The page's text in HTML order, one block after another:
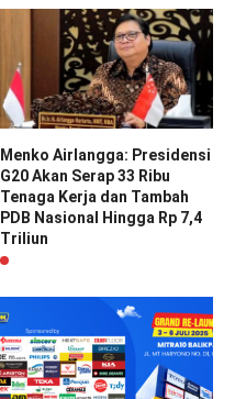
Menko Airlangga: Presidensi
G20 Akan Serap 33 Ribu
Tenaga Kerja dan Tambah
PDB Nasional Hingga Rp 7,4
Triliun